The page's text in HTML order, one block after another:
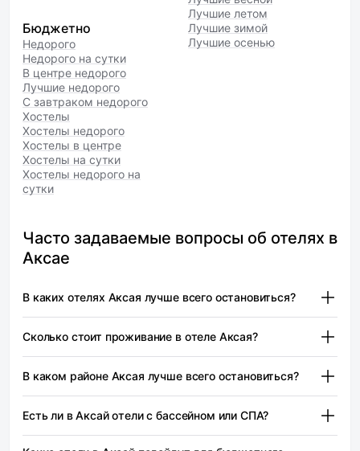
Бюджетно
Недорого
Недорого на сутки
В центре недорого
Лучшие недорого
С завтраком недорого
Хостелы
Хостелы недорого
Хостелы в центре
Хостелы на сутки
Хостелы недорого на
сутки
Лучшие летом
Лучшие зимой
Лучшие осенью
Часто задаваемые вопросы об отелях в
Аксае
В каких отелях Аксая лучше всего остановиться?
Как Дома Аксай — от 4 020 ₽
Аксу (2 звезды) — от 3 300 ₽
расположение, но и доступные удобства.
Рекомендуется обратить внимание на отзывы других
гостей, чтобы получить представление о качестве
Сколько стоит проживание в отеле Аксая?
Стоимость проживания в отелях Аксая может
комфорта и расположения. Рекомендуется заранее
ознакомиться с отзывами и рейтингами, чтобы выбрать
В каком районе Аксая лучше всего остановиться?
сосредоточены основные достопримечательности и
инфраструктура. Это позволит вам легко добраться до
Есть ли в Аксай отели с бассейном или СПА?